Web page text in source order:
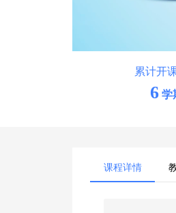
累计开
6 学
课程详情